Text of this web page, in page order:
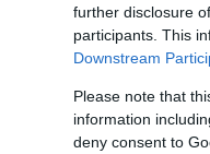
further disclosure
participants. This
Downstream
Please note that
information
deny consent to